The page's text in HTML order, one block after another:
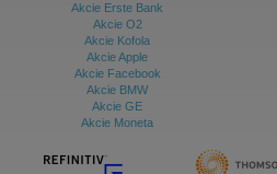
Akcie Erste Bank
Akcie O2
Akcie Kofola
Akcie Apple
Akcie Facebook
Akcie BMW
Akcie GE
Akcie Moneta